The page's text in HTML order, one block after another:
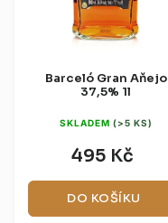
Barceló Gran Aňejo
37,5% 1l
SKLADEM (>5 KS)
495 Kč
DO KOŠÍKU